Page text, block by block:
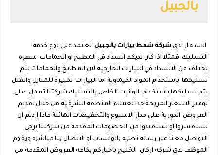
بالجبيل
الاسعار لدي شركة شفط بيارات بالجبيل تعتمد على نوع خدمة
التسليك فمثلا اذا كان لديكم انسداد في المطبخ او الحمامات سعره
يختلف عن الانسداد في البيارات الخارجية لان المطابخ والحمامات يتم
تسليكها باستخدام المواد الكيماوية اما البيارات الكبيرة للمنازل والفلل
يتم تسليكها باستخدام الوانيت الخاص بالتسليك شركتنا تعمل على
توفير الاسعار المريحة جدا لعملاء المنطقة الشرقية من خلال تقديم
العروض الدورية على مدار الاسبوع والتخفيضات الهائلة فاذا اردتم ان
تستفسروا او تستفيدوا من الخصومات المقدمة من شركتنا يرجى
التواصل معنا عبر رساله نصيه بالواتساب او الاتصال بنا مباشره ويقوم
الموظف لدى شركه اركان الخليج باخباركم بكافه العروض المقدمة من